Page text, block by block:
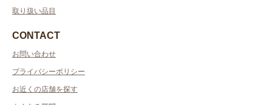
取り扱い品目
CONTACT
お問い合わせ
プライバシーポリシー
お近くの店舗を探す